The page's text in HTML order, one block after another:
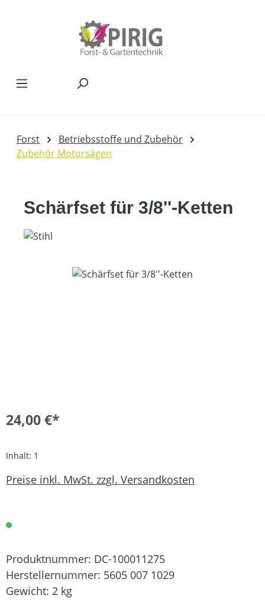
Forst
Betriebsstoffe und Zubehör
Zubehör Motorsägen
Schärfset für 3/8''-Ketten
Bildergalerie überspringen
24,00 €*
Inhalt: 1
Preise inkl. MwSt. zzgl. Versandkosten
Produktnummer: DC-100011275
Herstellernummer: 5605 007 1029
Gewicht: 2 kg